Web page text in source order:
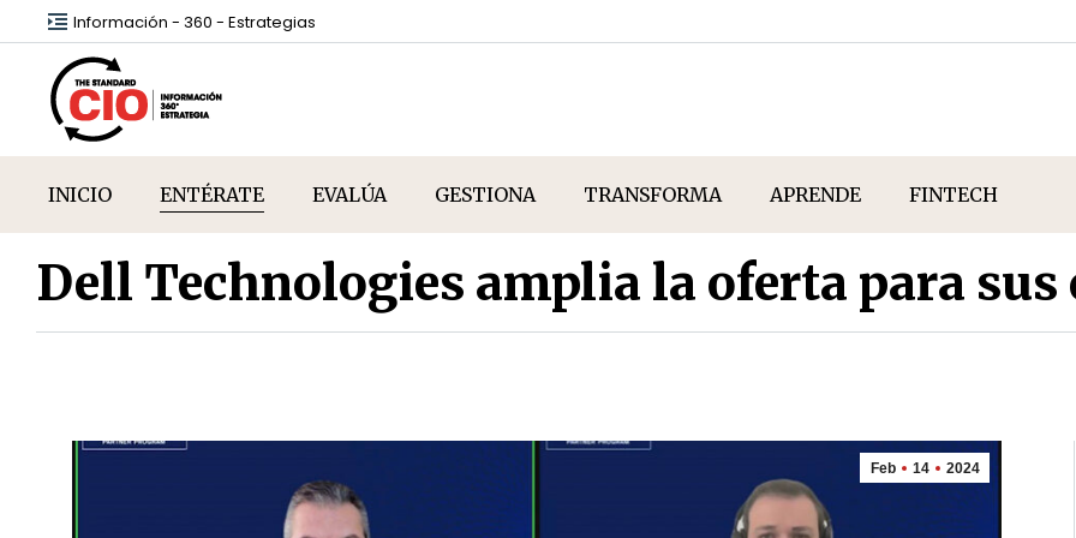
Información - 360 - Estrategias
INICIO ENTÉRATE EVALÚA GESTIONA TRANSFORMA APRENDE FINTECH
Dell Technologies amplia la oferta para sus
Feb 14 2024